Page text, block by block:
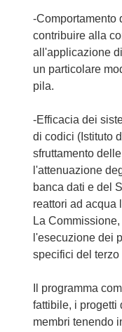
-Comportamento
contribuire alla
all'applicazione
un particolare
pila.
-Efficacia dei
di codici (Istituto
sfruttamento
l'attenuazione
banca dati e del
reattori ad acqua
La
l'esecuzione dei
specifici del
Il programma
fattibile, i progetti
membri tenendo